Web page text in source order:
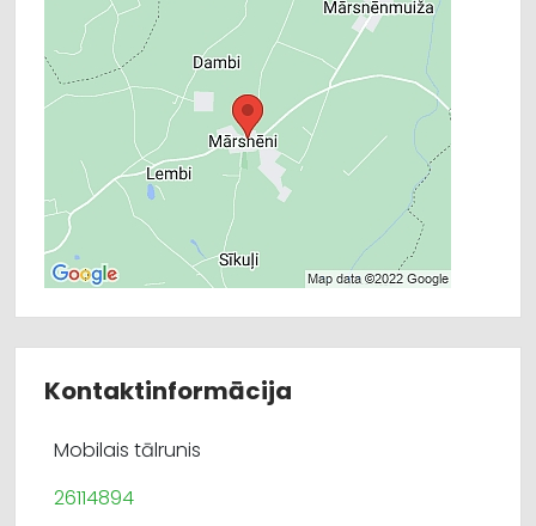
Kontaktinformācija
Mobilais tālrunis
26114894